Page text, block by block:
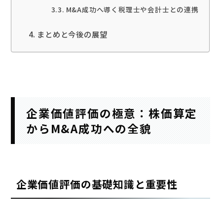
M&A成功へ導く税理士や会計士との連携
まとめと今後の展望
企業価値評価の極意：株価算定
からM&A成功への全貌
企業価値評価の基礎知識と重要性